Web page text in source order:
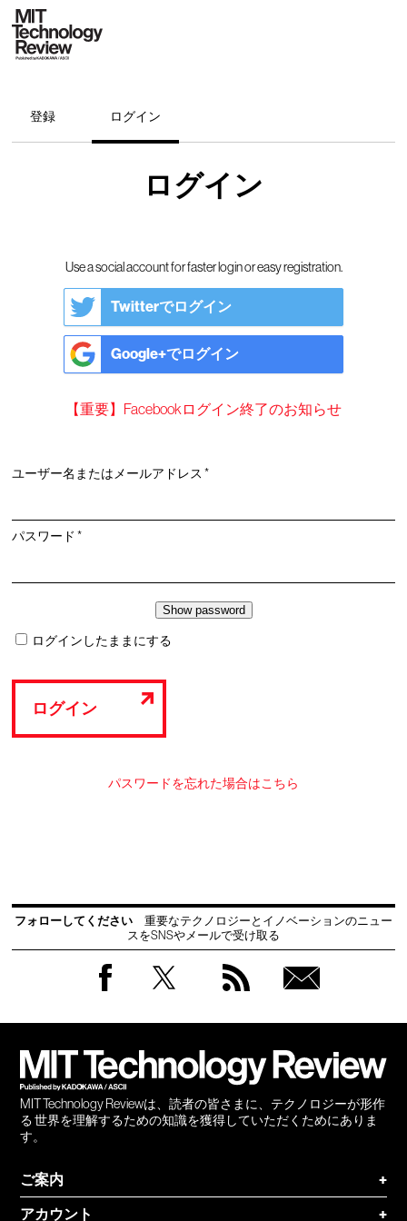
登録 ログイン
ログイン
Use a social account for faster login or easy registration.
Twitterでログイン
Google+でログイン
【重要】Facebookログイン終了のお知らせ
ユーザー名またはメールアドレス*必
パスワード*必
ログインしたままにする
ログイン
パスワードを忘れた場合はこちら
フォローしてください
重要なテクノロジーとイノベーションのニュー
スをSNSやメールで受け取る
MIT Technology Reviewは、読者の皆さまに、テクノロジーが形作
る 世界を理解するための知識を獲得していただくためにありま
す。
ご案内
+
アカウント
+